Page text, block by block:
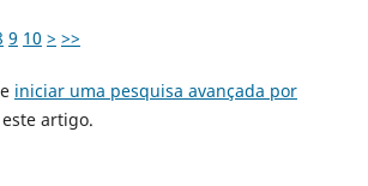
9 10 > >>
iniciar uma pesquisa avançada por
artigo.